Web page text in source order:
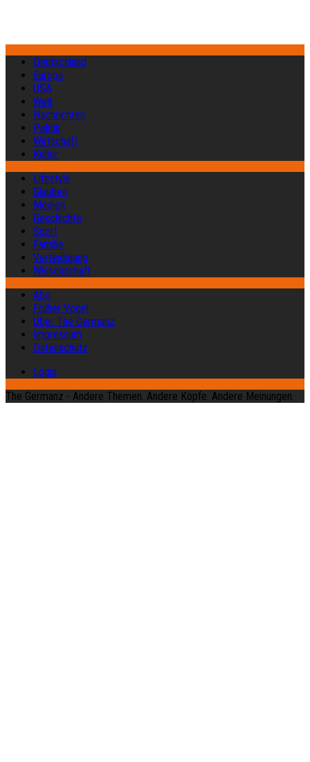
Deutschland
Europa
USA
Welt
Nachrichten
Politik
Wirtschaft
Kultur
Lifestyle
Glauben
Medien
Geschichte
Sport
Familie
Verteidigung
Wissenschaft
Abo
Früher Vogel
Über The Germanz
Impressum
Datenschutz
Login
The Germanz - Andere Themen. Andere Köpfe. Andere Meinungen.